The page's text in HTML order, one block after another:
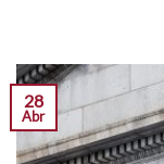
28
Abr